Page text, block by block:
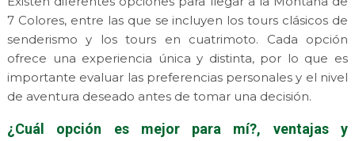
7 Colores, entre las que se incluyen los tours clásicos de
senderismo y los tours en cuatrimoto. Cada opción
ofrece una experiencia única y distinta, por lo que es
importante evaluar las preferencias personales y el nivel
de aventura deseado antes de tomar una decisión.
¿Cuál opción es mejor para mí?, ventajas y